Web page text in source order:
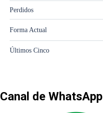
Canal de WhatsApp